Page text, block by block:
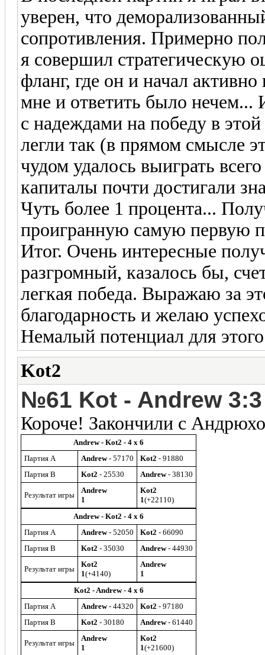
уверен, что
сопротивления. Примерно
я совершил стратегическую
фланг, где он и начал
мне и ответить было нечем...
с надеждами на победу в
легли так (в прямом смысле
чудом удалось выиграть
капиталы почти достигали
Чуть более 1 процента...
проигранную самую первую
Итог. Очень интересные
разгромный, казалось бы,
легкая победа. Выражаю за
благодарность и желаю
Немалый потенциал для
Kot2
№61 Kot - Andrew 3:3
Короче! Закончили с
Andrew - Kot2 - 4 x 6
Партия A
Andrew- 57170 Kot2 - 91880
Партия B
Kot2 - 25530 Andrew- 38130
Результат игры
Andrew
1
Kot2
1(+22110)
Andrew - Kot2 - 4 x 6
Партия A
Andrew- 52050 Kot2 - 66090
Партия B
Kot2 - 35030 Andrew- 44930
Результат игры
Kot2
1(+4140)
Andrew
1
Kot2 - Andrew - 4 x 6
Партия A
Andrew- 44320 Kot2 - 97180
Партия B
Kot2 - 30180 Andrew- 61440
Результат игры
Andrew
1
Kot2
1(+21600)